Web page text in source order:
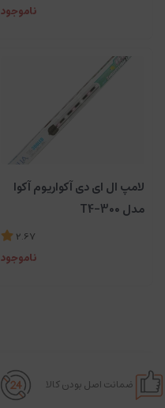
ناموجود
لامپ ال ای دی آکواریوم آکوا
مدل T4-300
2.67
ناموجود
ضمانت اصل بودن کالا